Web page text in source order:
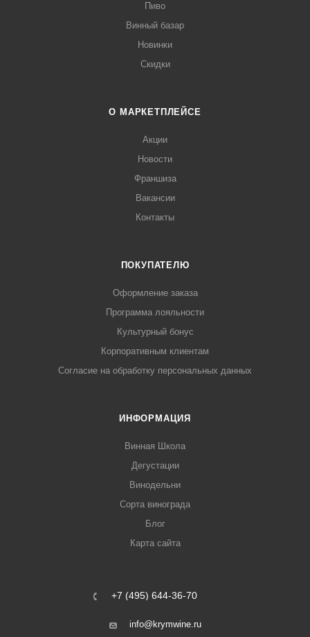
Пиво
Винный базар
Новинки
Скидки
О МАРКЕТПЛЕЙСЕ
Акции
Новости
Франшиза
Вакансии
Контакты
ПОКУПАТЕЛЮ
Оформление заказа
Программа лояльности
Культурный бонус
Корпоративным клиентам
Согласие на обработку персональных данных
ИНФОРМАЦИЯ
Винная Школа
Дегустации
Винодельни
Сорта винограда
Блог
Карта сайта
+7 (495) 644-36-70
info@krymwine.ru